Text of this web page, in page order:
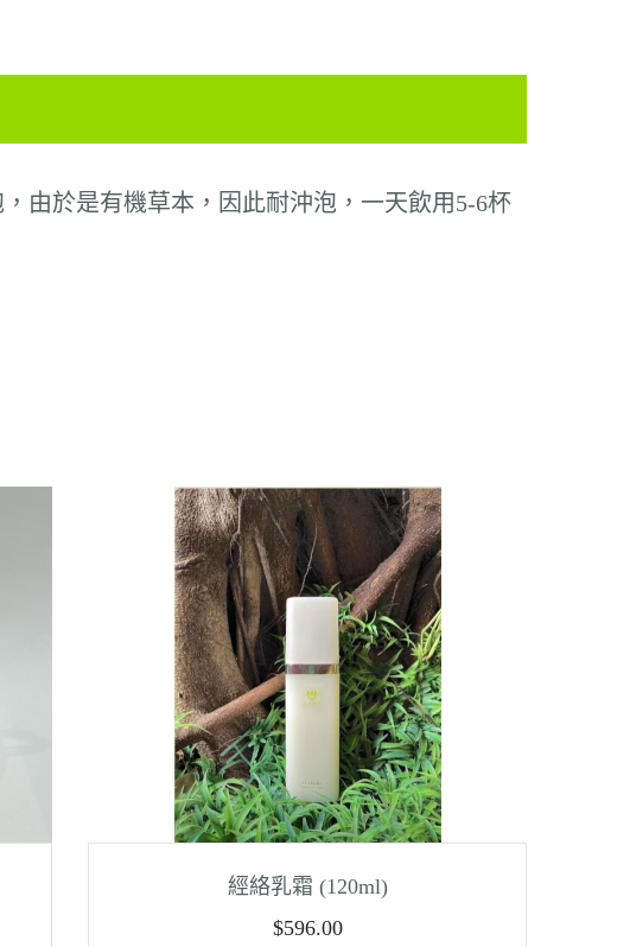
由於是有機草本， 因此耐沖泡 ，一天飲用5-6杯
經絡乳霜 (120ml)
$596.00